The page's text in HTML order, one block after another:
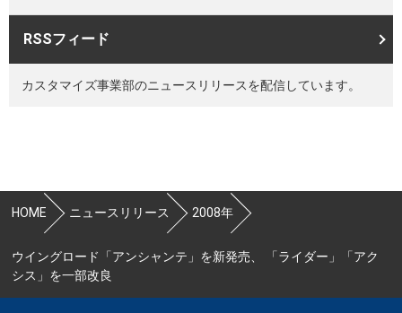
RSSフィード
カスタマイズ事業部のニュースリリースを配信しています。
HOME ニュースリリース 2008年
ウイングロード「アンシャンテ」を新発売、 「ライダー」「アク
シス」を一部改良